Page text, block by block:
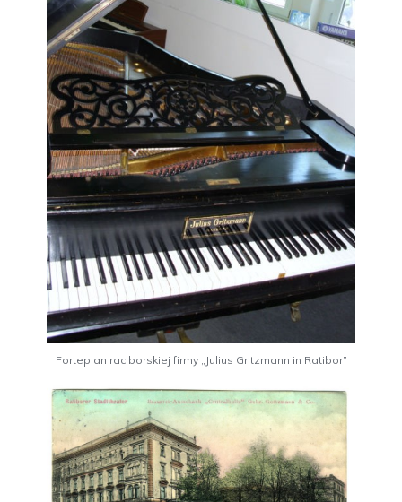
Fortepian raciborskiej firmy „Julius Gritzmann in Ratibor”